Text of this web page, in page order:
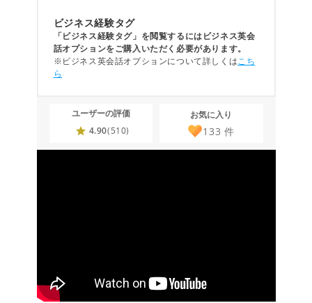
ビジネス経験タグ
「ビジネス経験タグ」を閲覧するにはビジネス英会
話オプションをご購入いただく必要があります。
※ビジネス英会話オプションについて詳しくはこち
ら
ユーザーの評価
4.90(510)
お気に入り
133 件